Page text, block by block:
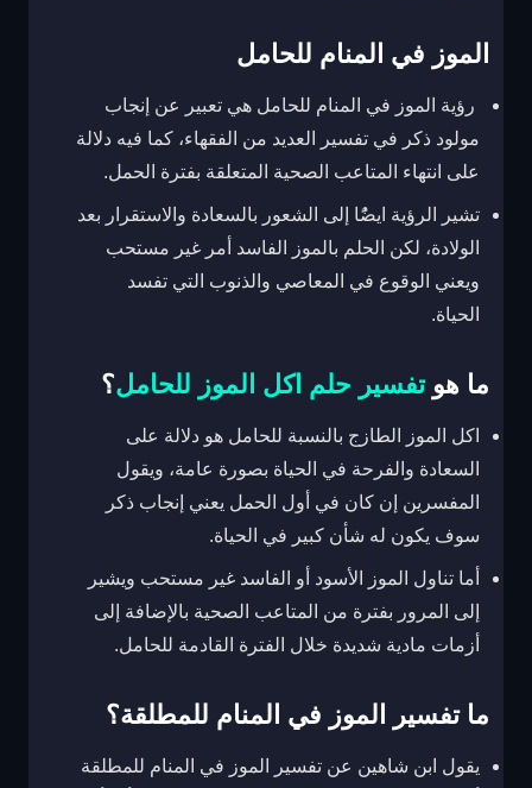
الموز في المنام للحامل
رؤية الموز في المنام للحامل هي تعبير عن إنجاب
مولود ذكر في تفسير العديد من الفقهاء، كما فيه دلالة
على انتهاء المتاعب الصحية المتعلقة بفترة الحمل.
تشير الرؤية ايضًُا إلى الشعور بالسعادة والاستقرار بعد
الولادة، لكن الحلم بالموز الفاسد أمر غير مستحب
ويعني الوقوع في المعاصي والذنوب التي تفسد
الحياة.
ما هوتفسير حلم اكل الموز للحامل؟
اكل الموز الطازج بالنسبة للحامل هو دلالة على
السعادة والفرحة في الحياة بصورة عامة، ويقول
المفسرين إن كان في أول الحمل يعني إنجاب ذكر
سوف يكون له شأن كبير في الحياة.
أما تناول الموز الأسود أو الفاسد غير مستحب ويشير
إلى المرور بفترة من المتاعب الصحية بالإضافة إلى
أزمات مادية شديدة خلال الفترة القادمة للحامل.
ما تفسير الموز في المنام للمطلقة؟
يقول ابن شاهين عن تفسير الموز في المنام للمطلقة